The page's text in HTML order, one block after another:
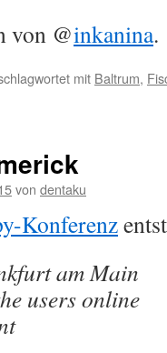
von @inkanina.
mit Baltrum,
von dentaku
Konferenz
am Main
users online